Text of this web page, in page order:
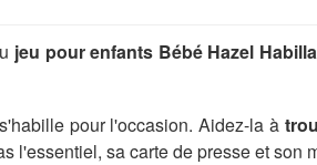
jeu pour enfants Bébé Hazel
pour l'occasion. Aidez-la à
l'essentiel, sa carte de presse et son